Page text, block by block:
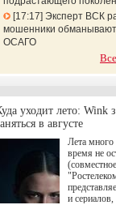
17:17 Эксперт ВСК
мошенники
ОСАГО
уходит лето: Wink
в августе
Лета много
время не
и